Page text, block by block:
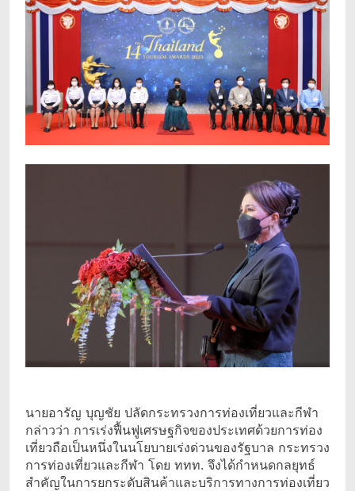
นายอารัญ บุญชัย ปลัดกระทรวงการท่องเที่ยวและกีฬา
กล่าวว่า การเร่งฟื้นฟูเศรษฐกิจของประเทศด้วยการท่อง
เที่ยวถือเป็นหนึ่งในนโยบายเร่งด่วนของรัฐบาล กระทรวง
การท่องเที่ยวและกีฬา โดย ททท. จึงได้กำหนดกลยุทธ์
สำคัญในการยกระดับสินค้าและบริการทางการท่องเที่ยว